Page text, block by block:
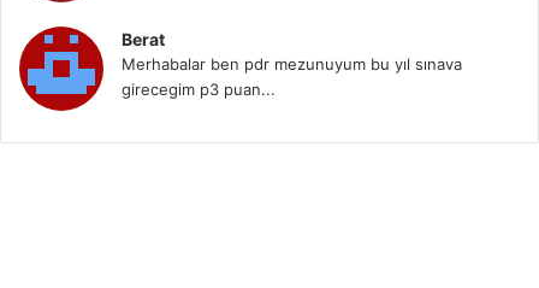
Berat
Merhabalar ben pdr mezunuyum bu yıl sınava
girecegim p3 puan...